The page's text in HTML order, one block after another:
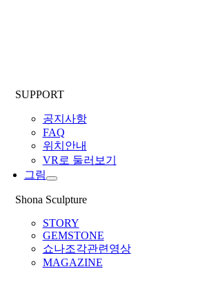
SUPPORT
공지사항
FAQ
위치안내
VR로 둘러보기
그림
Shona Sculpture
STORY
GEMSTONE
쇼나조각관련영상
MAGAZINE